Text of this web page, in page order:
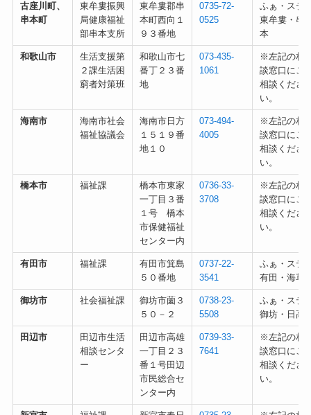
古座川町、
串本町
東牟婁振興
局健康福祉
部串本支所
東牟婁郡串
本町西向１
９３番地
0735-72-
0525
ふぁ・ステ
東牟婁・串
本
和歌山市
生活支援第
２課生活困
窮者対策班
和歌山市七
番丁２３番
地
073-435-
1061
※左記の相
談窓口にご
相談くださ
い。
海南市
海南市社会
福祉協議会
海南市日方
１５１９番
地１０
073-494-
4005
※左記の相
談窓口にご
相談くださ
い。
橋本市 福祉課
橋本市東家
一丁目３番
１号 橋本
市保健福祉
センター内
0736-33-
3708
※左記の相
談窓口にご
相談くださ
い。
有田市 福祉課
有田市箕島
５０番地
0737-22-
3541
ふぁ・ステ
有田・海草
御坊市 社会福祉課
御坊市薗３
５０－２
0738-23-
5508
ふぁ・ステ
御坊・日高
田辺市
田辺市生活
相談センタ
ー
田辺市高雄
一丁目２３
番１号田辺
市民総合セ
ンター内
0739-33-
7641
※左記の相
談窓口にご
相談くださ
い。